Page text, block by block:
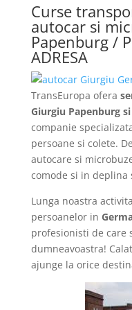
Curse
autocar si
Papenburg /
ADRESA
TransEuropa ofera
Giurgiu Papenburg
companie
persoane si colete.
autocare si
comode si in deplina
Lunga noastra
persoanelor in
profesionisti de care
dumneavoastra!
ajunge la orice